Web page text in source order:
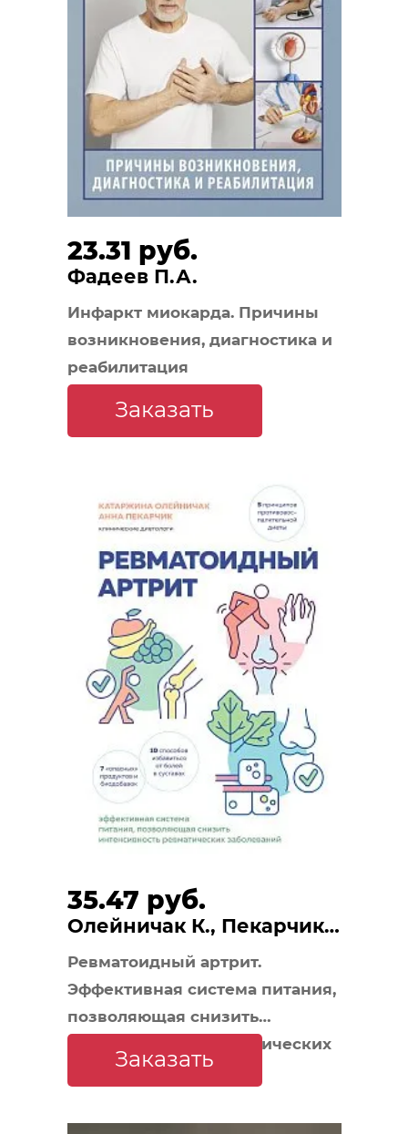
23.31 руб.
Фадеев П.А.
Инфаркт миокарда. Причины
возникновения, диагностика и
реабилитация
Заказать
35.47 руб.
Олейничак К., Пекарчик
А.
Ревматоидный артрит.
Эффективная система питания,
позволяющая снизить
интенсивность ревматических
заболеваний
Заказать